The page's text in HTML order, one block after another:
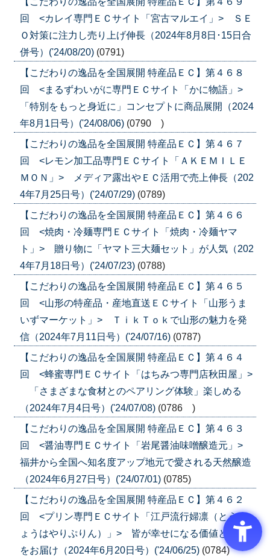
回 <カレイ専門ＥＣサイト「宮古マルエイ」> ＳＥ
Ｏ対策に注力し売り上げ伸長（2024年8月8日･15日合
併号）('24/08/20) (0791)
【こだわりの逸品を全国展開 特産品ＥＣ】第４６８
回 <まるずわいがに専門ＥＣサイト「かに物語」>
「特別をもっと身近に」コンセプトに商品展開（2024
年8月1日号）('24/08/06) (0790 )
【こだわりの逸品を全国展開 特産品ＥＣ】第４６７
回 <レモン加工品専門ＥＣサイト「ＡＫＥＭＩＬＥ
ＭＯＮ」> メディア露出やＥＣ活用で売上伸長（202
4年7月25日号）('24/07/29) (0789)
【こだわりの逸品を全国展開 特産品ＥＣ】第４６６
回 <焼肉・冷麺専門ＥＣサイト「焼肉・冷麺ヤマ
ト」> 贈り物に「ヤマト三大麺セット」が人気（202
4年7月18日号）('24/07/23) (0788)
【こだわりの逸品を全国展開 特産品ＥＣ】第４６５
回 <山形の特産品・産地直送ＥＣサイト「山形うま
いずマーケット」> ＴｉｋＴｏｋで山形の魅力を発
信（2024年7月11日号）('24/07/16) (0787)
【こだわりの逸品を全国展開 特産品ＥＣ】第４６４
回 <蜂蜜専門ＥＣサイト「はちみつ専門店秋田屋」>
「さまざまな食材とのペアリング体験」楽しめる
（2024年7月4日号）('24/07/08) (0786 )
【こだわりの逸品を全国展開 特産品ＥＣ】第４６３
回 <醤油専門ＥＣサイト「岩尾醤油味噌醸造元」>
福井から全国へ知名度アップ地元で愛される天然醸造
（2024年6月27日号）('24/07/01) (0785)
【こだわりの逸品を全国展開 特産品ＥＣ】第４６２
回 <プリン専門ＥＣサイト「江戸流行婦凛（とうき
ょうはやりぷりん）」> 皆が幸せになる価値と体験
をお届け（2024年6月20日号）('24/06/25) (0784)